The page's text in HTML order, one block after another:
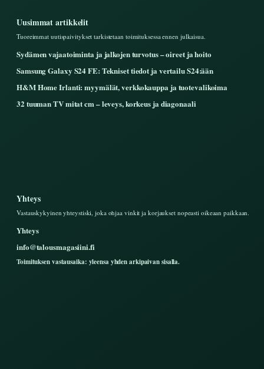
Uusimmat artikkelit
Tuoreimmat uutispaivitykset tarkistetaan toimituksessa ennen julkaisua.
Sydämen vajaatoiminta ja jalkojen turvotus – oireet ja hoito
Samsung Galaxy S24 FE: Tekniset tiedot ja vertailu S24:ään
H&M Home Irlanti: myymälät, verkkokauppa ja tuotevalikoima
32 tuuman TV mitat cm – leveys, korkeus ja diagonaali
Yhteys
Vastauskykyinen yhteystiski, joka ohjaa vinkit ja korjaukset nopeasti oikeaan paikkaan.
Yhteys
info@talousmagasiini.fi
Toimituksen vastausaika: yleensa yhden arkipaivan sisalla.